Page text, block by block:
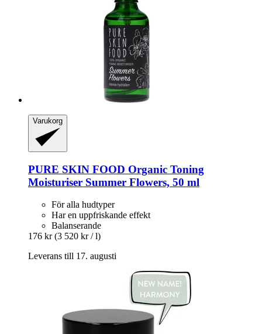
Varukorg
PURE SKIN FOOD Organic Toning
Moisturiser Summer Flowers, 50 ml
För alla hudtyper
Har en uppfriskande effekt
Balanserande
176 kr (3 520 kr / l)
Leverans till 17. augusti